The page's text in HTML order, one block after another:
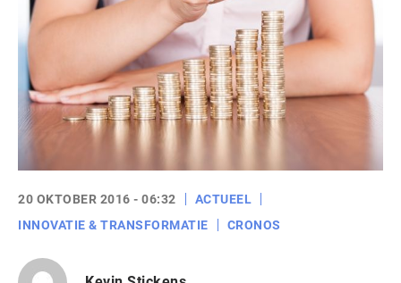
20 OKTOBER 2016 - 06:32
ACTUEEL
INNOVATIE & TRANSFORMATIE
CRONOS